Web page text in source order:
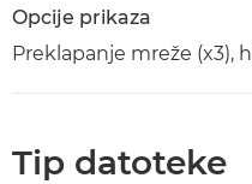
Opcije prikaza
Preklapanje mreže (x3),
Tip datoteke